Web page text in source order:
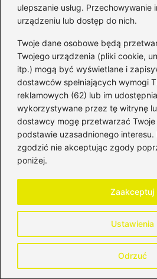
ulepszanie usług. Przechowywanie
urządzeniu lub dostęp do nich.
Twoje dane osobowe będą
Twojego urządzenia (pliki cookie,
itp.) mogą być wyświetlane i
dostawców spełniających wymogi
reklamowych (62) lub im
wykorzystywane przez tę witrynę
dostawcy mogę przetwarzać Twoje
podstawie uzasadnionego interesu.
zgodzić nie akceptując zgody
poniżej.
Ustawienia
Odrzuć
Zaakceptuj
W 2026 roku standardowa
wynosi 14,50%, co wynika z
podstawowej stopy
lombardowego NBP oraz
Co można zrobić w
finansowych, aby uniknąć
odsetek?
W sytuacji trudności
złożyć wniosek o
należy odpowiednio
konkretne okoliczności,
opóźnienie w płatności.
Powiązane wpisy:
Zdobądź finansową